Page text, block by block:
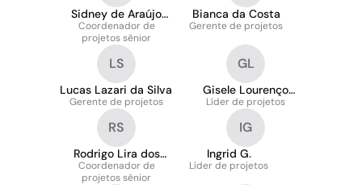
Sidney de Araújo
Rodrigues
Coordenador de
projetos sênior
Bianca da Costa
Gerente de projetos
LS
Lucas Lazari da Silva
Gerente de projetos
GL
Gisele Lourenço
Leite
Líder de projetos
RS
Rodrigo Lira dos
Santos
Coordenador de
projetos sênior
IG
Ingrid G.
Líder de projetos